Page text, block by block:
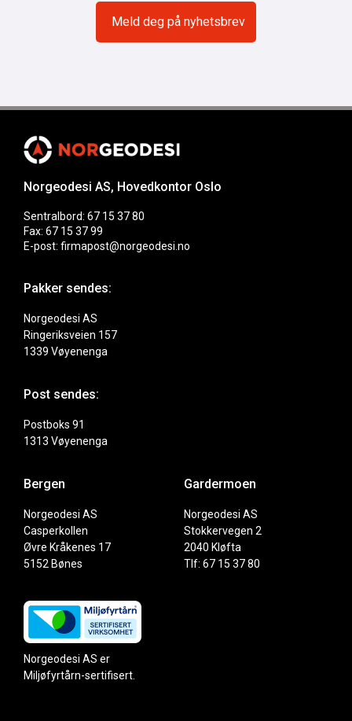
Norgeodesi AS, Hovedkontor Oslo
Sentralbord: 67 15 37 80
Fax: 67 15 37 99
E-post: firmapost@norgeodesi.no
Pakker sendes:
Norgeodesi AS
Ringeriksveien 157
1339 Vøyenenga
Post sendes:
Postboks 91
1313 Vøyenenga
Bergen
Norgeodesi AS
Casperkollen
Øvre Kråkenes 17
5152 Bønes
Gardermoen
Norgeodesi AS
Stokkervegen 2
2040 Kløfta
Tlf: 67 15 37 80
Norgeodesi AS er
Miljøfyrtårn-sertifisert.